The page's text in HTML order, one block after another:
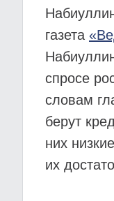
газета
спросе
словам
берут
них
их